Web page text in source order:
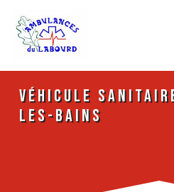
véhicule
les-Bains